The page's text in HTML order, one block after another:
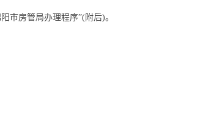
市房管局办理程序”(附后)。